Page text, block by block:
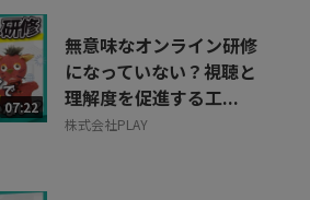
07:22
無意味なオンライン研修
になっていない？視聴と
理解度を促進する工...
株式会社PLAY